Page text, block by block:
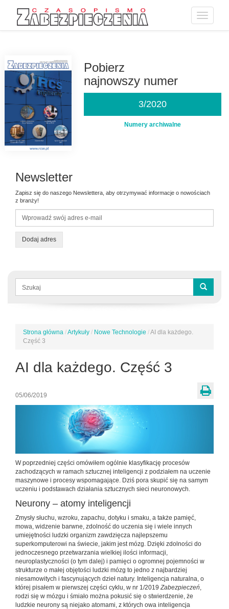
Toggle
Pobierz
najnowszy numer
3/2020
Numery archiwalne
Newsletter
Zapisz się do naszego Newslettera, aby otrzymywać informacje o nowościach
z branży!
Dodaj adres
Formularz
wyszukiwania
Jesteś
tutaj
Strona główna /Artykuły / Nowe Technologie /AI dla każdego.
Część 3
AI dla każdego. Część 3
05/06/2019
W poprzedniej części omówiłem ogólnie klasyfikację procesów
zachodzących w ramach sztucznej inteligencji z podziałem na uczenie
maszynowe i procesy wspomagające. Dziś pora skupić się na samym
uczeniu i podstawach działania sztucznych sieci neuronowych.
Neurony – atomy inteligencji
Zmysły słuchu, wzroku, zapachu, dotyku i smaku, a także pamięć,
mowa, widzenie barwne, zdolność do uczenia się i wiele innych
umiejętności ludzki organizm zawdzięcza najlepszemu
superkomputerowi na świecie, jakim jest mózg. Dzięki zdolności do
jednoczesnego przetwarzania wielkiej ilości informacji,
neuroplastyczności (o tym dalej) i pamięci o ogromnej pojemności w
strukturze o małej objętości ludzki mózg to jedno z najbardziej
niesamowitych i fascynujących dzieł natury. Inteligencja naturalna, o
której pisałem w pierwszej części cyklu, w nr 1/2019Zabezpieczeń,
rodzi się w mózgu i śmiało można pokusić się o stwierdzenie, że
ludzkie neurony są niejako atomami, z których owa inteligencja